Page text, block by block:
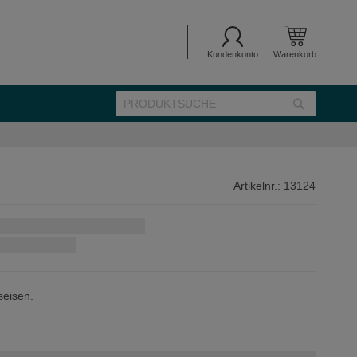
Kundenkonto Warenkorb
Suche
SUCHE
Artikelnr.: 13124